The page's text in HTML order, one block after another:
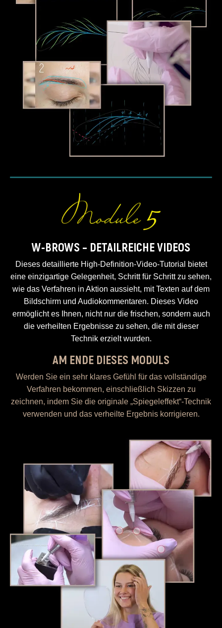
W-BROWS – DETAILREICHE VIDEOS
Dieses detaillierte High-Definition-Video-Tutorial bietet
eine einzigartige Gelegenheit, Schritt für Schritt zu sehen,
wie das Verfahren in Aktion aussieht, mit Texten auf dem
Bildschirm und Audiokommentaren. Dieses Video
ermöglicht es Ihnen, nicht nur die frischen, sondern auch
die verheilten Ergebnisse zu sehen, die mit dieser
Technik erzielt wurden.
AM ENDE DIESES MODULS
Werden Sie ein sehr klares Gefühl für das vollständige
Verfahren bekommen, einschließlich Skizzen zu
zeichnen, indem Sie die originale „Spiegeleffekt“-Technik
verwenden und das verheilte Ergebnis korrigieren.